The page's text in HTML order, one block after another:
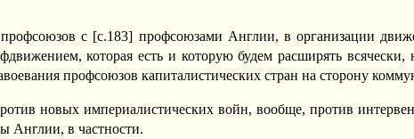
с [c.183] профсоюзами Англии, в организации
которая есть и которую будем расширять всячески,
профсоюзов капиталистических стран на сторону
новых империалистических войн, вообще, против
Англии, в частности.